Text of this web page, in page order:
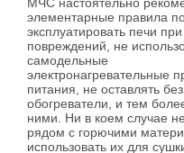
МЧС настоятельно
элементарные правила
эксплуатировать печи
повреждений, не
самодельные
электронагревательные
питания, не оставлять
обогреватели, и тем
ними. Ни в коем случае
рядом с горючими
использовать их для